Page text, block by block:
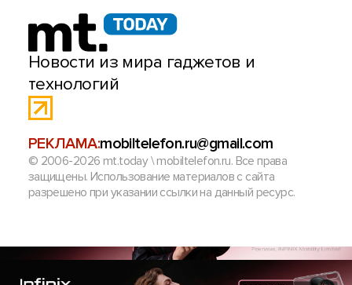
Новости из мира гаджетов и
технологий
РЕКЛАМА:mobiltelefon.ru@gmail.com
© 2006-2026 mt.today \ mobiltelefon.ru. Все права
защищены. Использование материалов с сайта
разрешено при указании ссылки на данный ресурс.